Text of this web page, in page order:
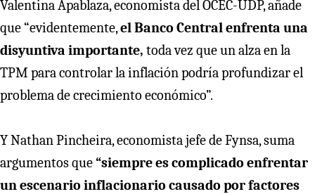
Valentina Apablaza, economista del OCEC-UDP, añade
que “evidentemente,el Banco Central enfrenta una
disyuntiva importante, toda vez que un alza en la
TPM para controlar la inflación podría profundizar el
problema de crecimiento económico”.
Y Nathan Pincheira, economista jefe de Fynsa, suma
argumentos que“siempre es complicado enfrentar
un escenario inflacionario causado por factores